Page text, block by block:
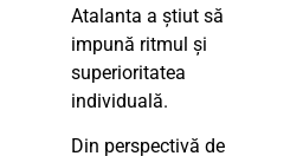
Atalanta a știut să
impună ritmul și
superioritatea
individuală.
Din perspectivă de